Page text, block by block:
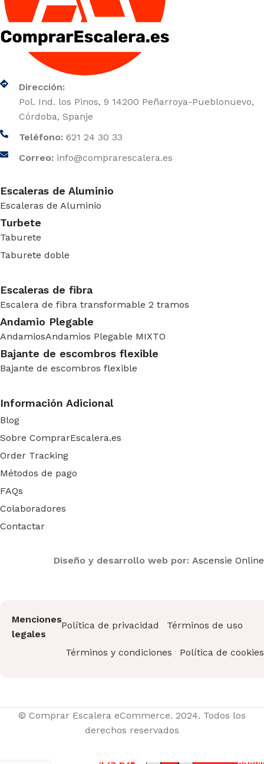
Dirección:
Pol. Ind. los Pinos, 9 14200 Peñarroya-Pueblonuevo,
Córdoba, Spanje
Teléfono: 621 24 30 33
Correo: info@comprarescalera.es
Escaleras de Aluminio
Escaleras de Aluminio
Turbete
Taburete
Taburete doble
Escaleras de fibra
Escalera de fibra transformable 2 tramos
Andamio Plegable
AndamiosAndamios Plegable MIXTO
Bajante de escombros flexible
Bajante de escombros flexible
Información Adicional
Blog
Sobre ComprarEscalera.es
Order Tracking
Métodos de pago
FAQs
Colaboradores
Contactar
Diseño y desarrollo web por: Ascensie Online
Menciones
legales
Política de privacidad Términos de uso
Términos y condiciones Política de cookies
© Comprar Escalera eCommerce. 2024. Todos los
derechos reservados